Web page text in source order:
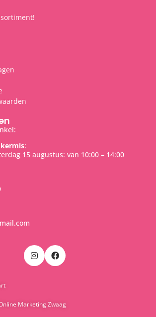
kermis:
15 augustus: van 10:00 – 14:00
Marketing Zwaag